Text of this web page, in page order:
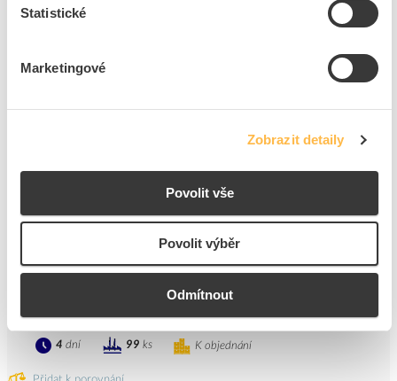
Statistické
Marketingové
Zobrazit detaily
Povolit vše
Povolit výběr
Odmítnout
ks do košíku
4dní
KANLUX Spojka TEAR N CON-T LLR-W bílá
Kód ELFETEX
11.402.512
5905339332486
Značka
KANLUX
K objednání
4 dní 99 ks